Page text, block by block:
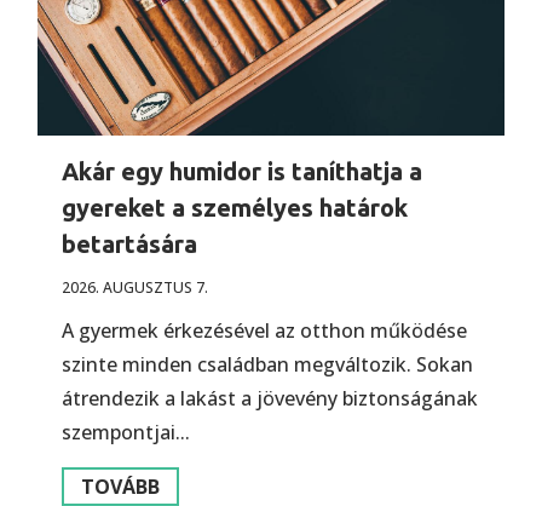
Akár egy humidor is taníthatja a
gyereket a személyes határok
betartására
2026. AUGUSZTUS 7.
A gyermek érkezésével az otthon működése
szinte minden családban megváltozik. Sokan
átrendezik a lakást a jövevény biztonságának
szempontjai...
TOVÁBB